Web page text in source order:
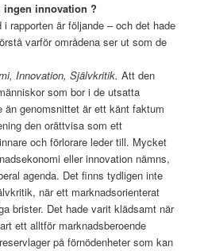
ingen innovation ?
rapporten är följande – och det hade
varför områdena ser ut som de
Innovation, Självkritik.Att den
som bor i de utsatta
än genomsnittet är ett känt faktum
den orättvisa som ett
och förlorare leder till. Mycket
eller innovation nämns,
agenda. Det finns tydligen inte
när ett marknadsorienterat
brister. Det hade varit klädsamt när
ett alltför marknadsberoende
på förnödenheter som kan